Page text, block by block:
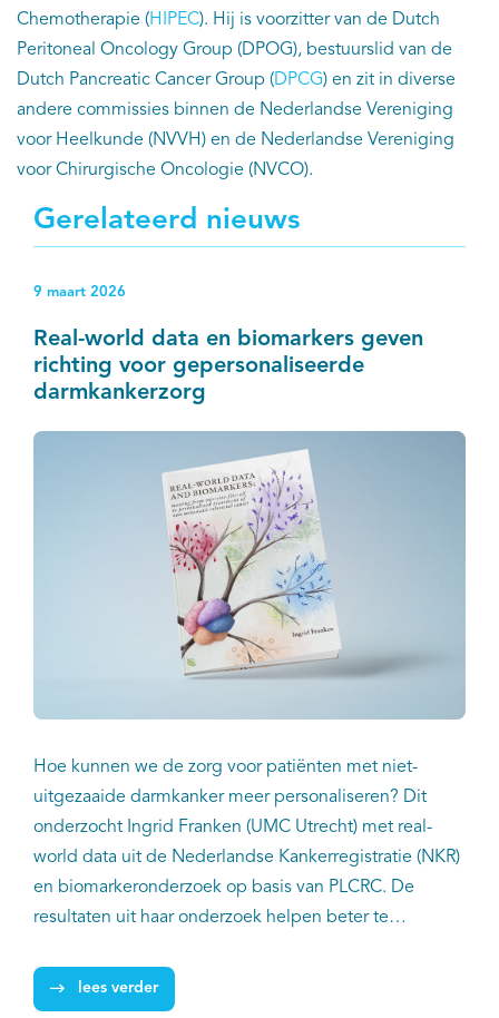
Chemotherapie (HIPEC). Hij is voorzitter van de Dutch
Peritoneal Oncology Group (DPOG), bestuurslid van de
Dutch Pancreatic Cancer Group (DPCG) en zit in diverse
andere commissies binnen de Nederlandse Vereniging
voor Heelkunde (NVVH) en de Nederlandse Vereniging
voor Chirurgische Oncologie (NVCO).
Gerelateerd nieuws
9 maart 2026
Real-world data en biomarkers geven
richting voor gepersonaliseerde
darmkankerzorg
Hoe kunnen we de zorg voor patiënten met niet-
uitgezaaide darmkanker meer personaliseren? Dit
onderzocht Ingrid Franken (UMC Utrecht) met real-
world data uit de Nederlandse Kankerregistratie (NKR)
en biomarkeronderzoek op basis van PLCRC. De
resultaten uit haar onderzoek helpen beter te
dikkedarm- of endeldarmkanker baat hebben bij
aanvullende chemotherapie; welke patiënten
lees verder